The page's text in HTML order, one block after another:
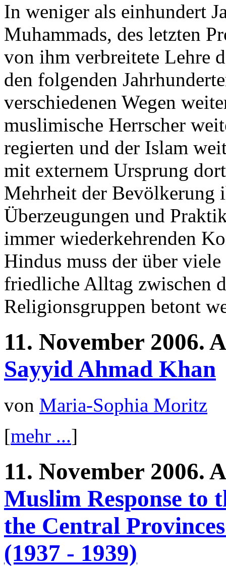
In weniger als einhundert
Muhammads, des letzten
von ihm verbreitete Lehre
den folgenden
verschiedenen Wegen
muslimische Herrscher
regierten und der Islam
mit externem Ursprung
Mehrheit der Bevölkerung
Überzeugungen und
immer wiederkehrenden
Hindus muss der über
friedliche Alltag zwischen
Religionsgruppen betont
11. November 2006.
Sayyid Ahmad Khan
von Maria-Sophia Moritz
[mehr ...]
11. November 2006.
Muslim Response to
the Central
(1937 - 1939)